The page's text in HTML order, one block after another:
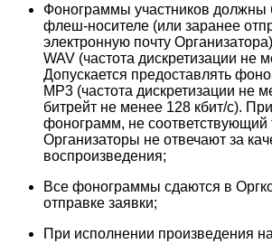
Фонограммы участников должны
флеш-носителе (или заранее
электронную почту
WAV (частота дискретизации не
Допускается предоставлять
МР3 (частота дискретизации не
битрейт не менее 128 кбит/с).
фонограмм, не соответствующий
Организаторы не отвечают за
воспроизведения;
Все фонограммы сдаются в
отправке заявки;
При исполнении произведения